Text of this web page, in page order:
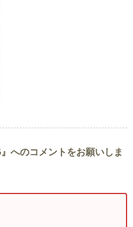
へのコメントをお願いしま